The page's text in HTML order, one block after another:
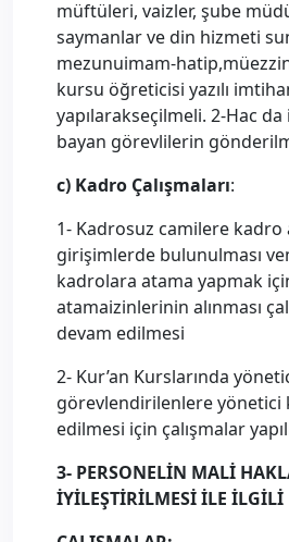
müftüleri, vaizler, şube
saymanlar ve din hizmeti
mezunuimam-
kursu öğreticisi yazılı
yapılarakseçilmeli. 2-Hac
bayan görevlilerin
c) Kadro Çalışmaları:
1- Kadrosuz camilere kadro
girişimlerde bulunulması
kadrolara atama yapmak
atamaizinlerinin alınması
devam edilmesi
2- Kur’an Kurslarında
görevlendirilenlere yönetici
edilmesi için çalışmalar
3- PERSONELİN MALİ
İYİLEŞTİRİLMESİ İLE İLGİLİ